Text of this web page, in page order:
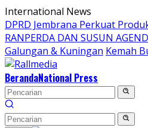
Langsung
ke
konten
International News
DPRD Jembrana Perkuat
RANPERDA DAN SUSUN
Galungan & Kuningan Kemah
BerandaNational Press